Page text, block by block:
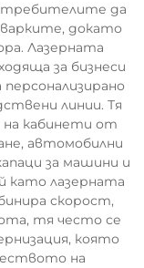
да
докато
Лазерната
за бизнеси
линии. Тя
на кабинети от
автомобилни
за машини и
като лазерната
скорост,
тя често се
която
на